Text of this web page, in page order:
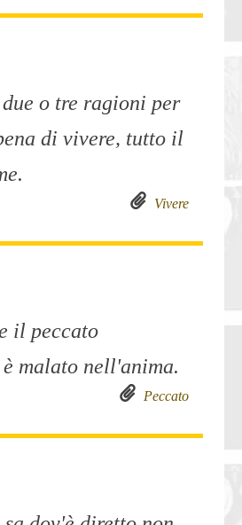
o tre ragioni per
di vivere, tutto il
Vivere
il peccato
malato nell'anima.
Peccato